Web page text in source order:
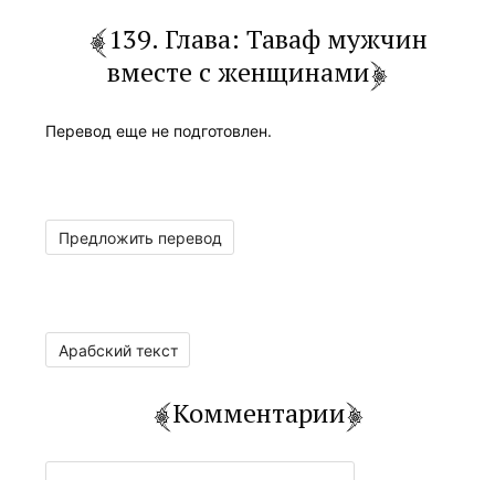
139. Глава: Таваф мужчин
вместе с женщинами
Перевод еще не подготовлен.
Предложить перевод
Арабский текст
Комментарии